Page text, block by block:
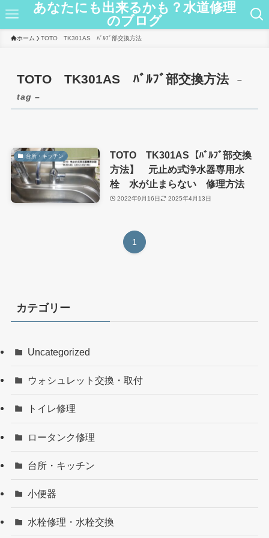
あなたにも出来るかも？水道修理
のブログ
ホーム TOTO TK301AS ﾊﾞﾙﾌﾞ部交換方法
TOTO TK301AS ﾊﾞﾙﾌﾞ部交換方法
–
tag –
台所・キッチン
TOTO TK301AS【ﾊﾞﾙﾌﾞ部交換
方法】 元止め式浄水器専用水
栓 水が止まらない 修理方法
2022年9月16日 2025年4月13日
1
カテゴリー
Uncategorized
ウォシュレット交換・取付
トイレ修理
ロータンク修理
台所・キッチン
小便器
水栓修理・水栓交換